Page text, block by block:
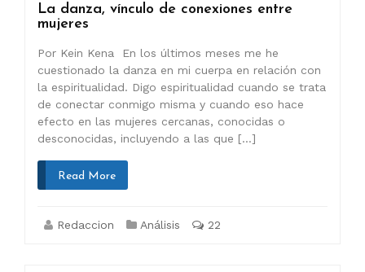
La danza, vínculo de conexiones entre
mujeres
Por Kein Kena En los últimos meses me he
cuestionado la danza en mi cuerpa en relación con
la espiritualidad. Digo espiritualidad cuando se trata
de conectar conmigo misma y cuando eso hace
efecto en las mujeres cercanas, conocidas o
desconocidas, incluyendo a las que […]
Read More
Redaccion Análisis 22